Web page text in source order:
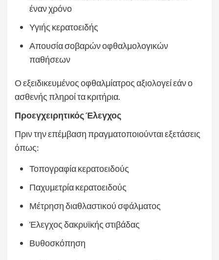
έναν χρόνο
Υγιής κερατοειδής
Απουσία σοβαρών οφθαλμολογικών
παθήσεων
Ο εξειδικευμένος οφθαλμίατρος αξιολογεί εάν ο
ασθενής πληροί τα κριτήρια.
Προεγχειρητικός Έλεγχος
Πριν την επέμβαση πραγματοποιούνται εξετάσεις
όπως:
Τοπογραφία κερατοειδούς
Παχυμετρία κερατοειδούς
Μέτρηση διαθλαστικού σφάλματος
Έλεγχος δακρυϊκής στιβάδας
Βυθοσκόπηση